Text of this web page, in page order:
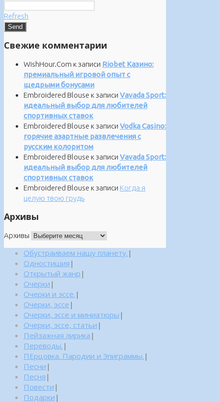
Refresh
Свежие комментарии
WishHour.Com к записи Riobet Казино:
премиальный игровой опыт с
щедрыми бонусами
Embroidered Blouse к записи Vavada Sport:
идеальный выбор для любителей
спортивных ставок
Embroidered Blouse к записи Vodka Casino:
горячие азартные развлечения с
русским колоритом
Embroidered Blouse к записи Vavada Sport:
идеальный выбор для любителей
спортивных ставок
Embroidered Blouse к записи Когда я
целую твою грудь
Архивы
Архивы
Обустраиваем нашу планету. |
Одностишия |
Открытый жанр |
Очерки |
Очерки и эссе. |
Очерки, эссе |
Очерки, эссе и миниатюры |
Очерки, эссе, статьи |
Пейзажная лирика |
Переводы. |
ПЕрцовка. Пародии и Эпиграммы. |
Песни |
Песня |
Повести |
Подарки |